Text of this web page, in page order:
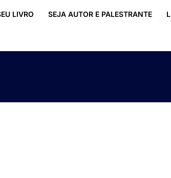
LIVRO SEJA AUTOR E PALESTRANTE